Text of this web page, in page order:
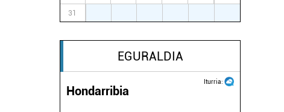
31
EGURALDIA
Iturria:
Hondarribia